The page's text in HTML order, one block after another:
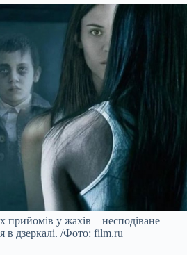
прийомів у жахів – несподіване
в дзеркалі. /Фото: film.ru